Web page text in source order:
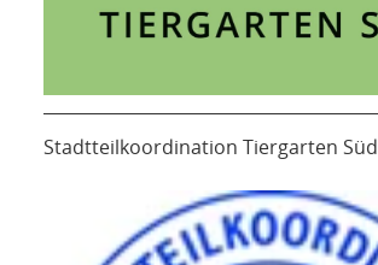
Stadtteilkoordination Tiergarten Süd